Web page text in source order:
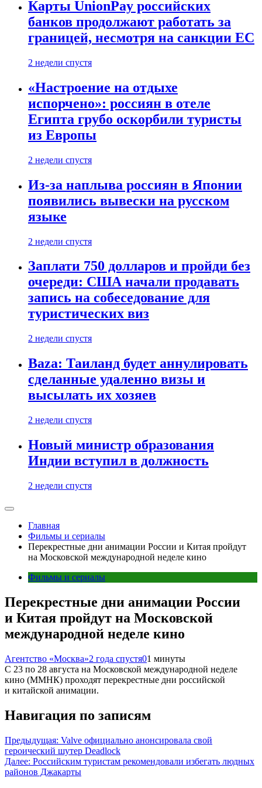
Карты UnionPay российских
банков продолжают работать за
границей, несмотря на санкции ЕС
2 недели спустя
«Настроение на отдыхе
испорчено»: россиян в отеле
Египта грубо оскорбили туристы
из Европы
2 недели спустя
Из-за наплыва россиян в Японии
появились вывески на русском
языке
2 недели спустя
Заплати 750 долларов и пройди без
очереди: США начали продавать
запись на собеседование для
туристических виз
2 недели спустя
Baza: Таиланд будет аннулировать
сделанные удаленно визы и
высылать их хозяев
2 недели спустя
Новый министр образования
Индии вступил в должность
2 недели спустя
Главная
Фильмы и сериалы
Перекрестные дни анимации России и Китая пройдут
на Московской международной неделе кино
Фильмы и сериалы
Перекрестные дни анимации России
и Китая пройдут на Московской
международной неделе кино
Агентство «Москва»2 года спустя01 минуты
С 23 по 28 августа на Московской международной неделе
кино (ММНК) проходят перекрестные дни российской
и китайской анимации.
Навигация по записям
Предыдущая: Valve официально анонсировала свой
героический шутер Deadlock
Далее: Российским туристам рекомендовали избегать людных
районов Джакарты